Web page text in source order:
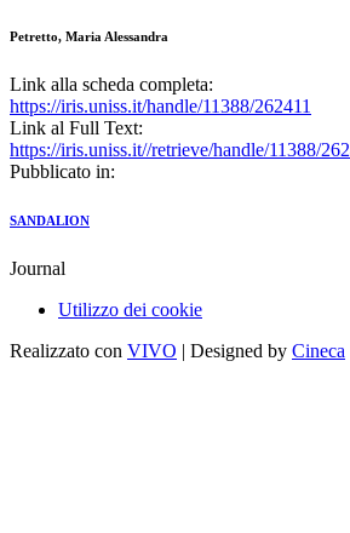
Petretto, Maria Alessandra
Link alla scheda completa:
https://iris.uniss.it/handle/11388/262411
Link al Full Text:
https://iris.uniss.it//retrieve/handle/11388/
Pubblicato in:
SANDALION
Journal
Utilizzo dei cookie
Realizzato con VIVO | Designed by Cineca